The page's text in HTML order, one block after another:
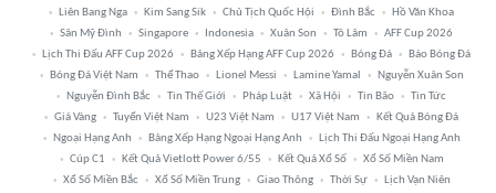
Liên Bang Nga
Kim Sang Sik Chủ Tịch Quốc Hội Đình Bắc
Hồ Văn Khoa
Sân Mỹ Đình
Singapore Indonesia Xuân Son Tô Lâm
AFF Cup 2026
Lịch Thi Đấu AFF Cup 2026
Bảng Xếp Hạng AFF Cup 2026 Bóng Đá
Báo Bóng Đá
Bóng Đá Việt Nam
Thể Thao Lionel Messi Lamine Yamal
Nguyễn Xuân Son
Nguyễn Đình Bắc
Tin Thế Giới Pháp Luật Xã Hội Tin Bão
Tin Tức
Giá Vàng
Tuyển Việt Nam U23 Việt Nam U17 Việt Nam
Kết Quả Bóng Đá
Ngoại Hạng Anh
Bảng Xếp Hạng Ngoại Hạng Anh
Lịch Thi Đấu Ngoại Hạng Anh
Cúp C1
Kết Quả Vietlott Power 6/55 Kết Quả Xổ Số
Xổ Số Miền Nam
Xổ Số Miền Bắc
Xổ Số Miền Trung Giao Thông Thời Sự Lịch Vạn Niên